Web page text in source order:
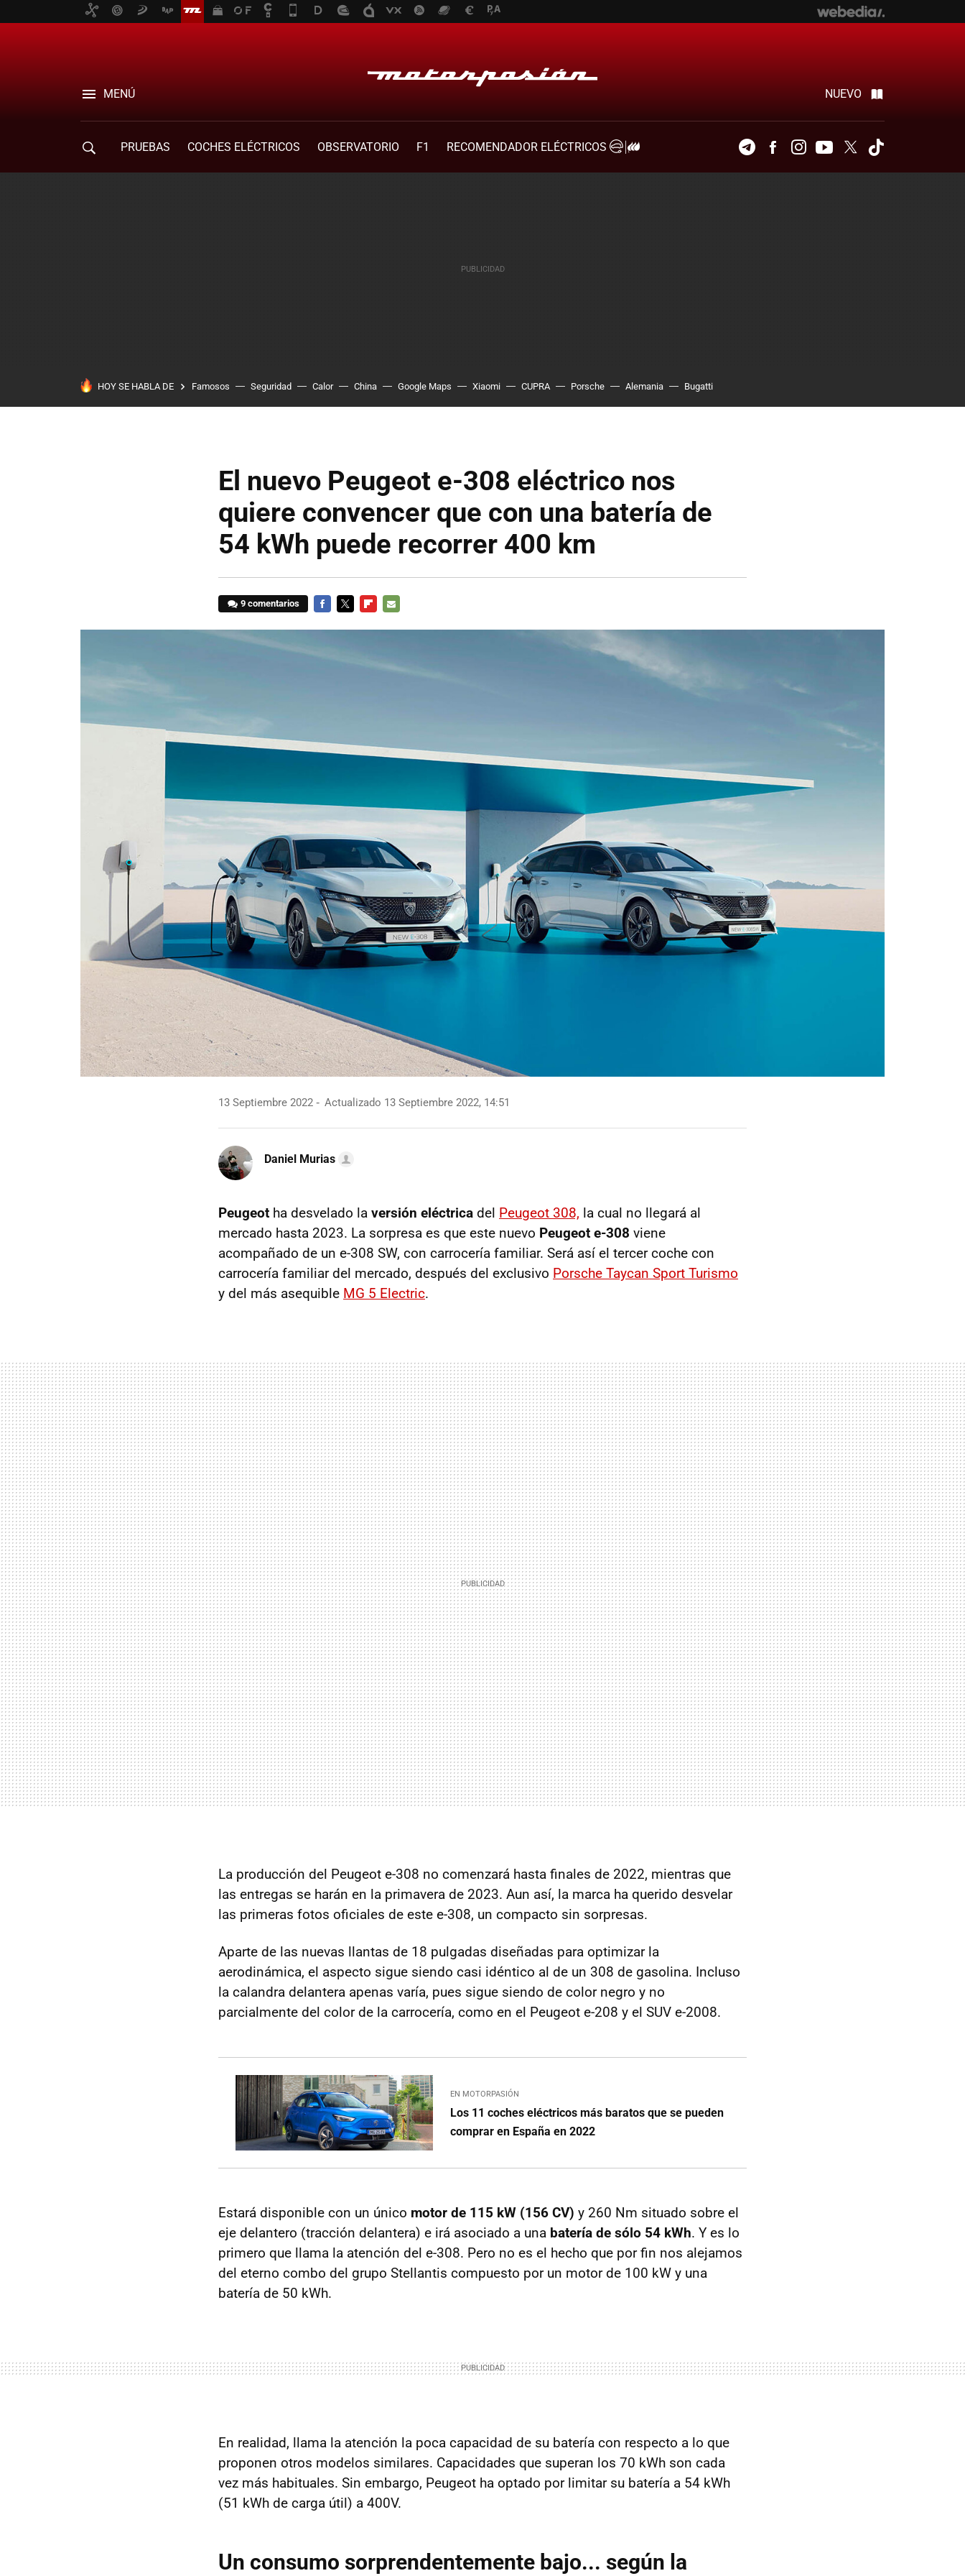
MENÚ NUEVO
PRUEBAS COCHES ELÉCTRICOS OBSERVATORIO F1
RECOMENDADOR ELÉCTRICOS
TelegramFacebookInstagramYoutubeTwitter
HOY SE HABLA DE Famosos Seguridad Calor China Google Maps Xiaomi CUPRA Porsche Alemania Bugatti
El nuevo Peugeot e-308 eléctrico nos
quiere convencer que con una batería de
54 kWh puede recorrer 400 km
9 comentarios
13 Septiembre 2022 Actualizado 13 Septiembre 2022, 14:51
Daniel Murias
Peugeot ha desvelado la versión eléctrica del Peugeot 308, la cual no llegará al
mercado hasta 2023. La sorpresa es que este nuevo Peugeot e-308 viene
acompañado de un e-308 SW, con carrocería familiar. Será así el tercer coche con
carrocería familiar del mercado, después del exclusivo Porsche Taycan Sport Turismo
y del más asequible MG 5 Electric.
La producción del Peugeot e-308 no comenzará hasta finales de 2022, mientras que
las entregas se harán en la primavera de 2023. Aun así, la marca ha querido desvelar
las primeras fotos oficiales de este e-308, un compacto sin sorpresas.
Aparte de las nuevas llantas de 18 pulgadas diseñadas para optimizar la
aerodinámica, el aspecto sigue siendo casi idéntico al de un 308 de gasolina. Incluso
la calandra delantera apenas varía, pues sigue siendo de color negro y no
parcialmente del color de la carrocería, como en el Peugeot e-208 y el SUV e-2008.
EN MOTORPASIÓN
Los 11 coches eléctricos más baratos que se pueden
comprar en España en 2022
Estará disponible con un único motor de 115 kW (156 CV) y 260 Nm situado sobre el
eje delantero (tracción delantera) e irá asociado a una batería de sólo 54 kWh. Y es lo
primero que llama la atención del e-308. Pero no es el hecho que por fin nos alejamos
del eterno combo del grupo Stellantis compuesto por un motor de 100 kW y una
batería de 50 kWh.
En realidad, llama la atención la poca capacidad de su batería con respecto a lo que
proponen otros modelos similares. Capacidades que superan los 70 kWh son cada
vez más habituales. Sin embargo, Peugeot ha optado por limitar su batería a 54 kWh
(51 kWh de carga útil) a 400V.
Un consumo sorprendentemente bajo... según la